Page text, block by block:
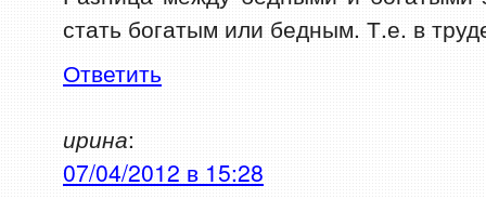
стать богатым или бедным. Т.е. в
Ответить
ирина:
07/04/2012 в 15:28